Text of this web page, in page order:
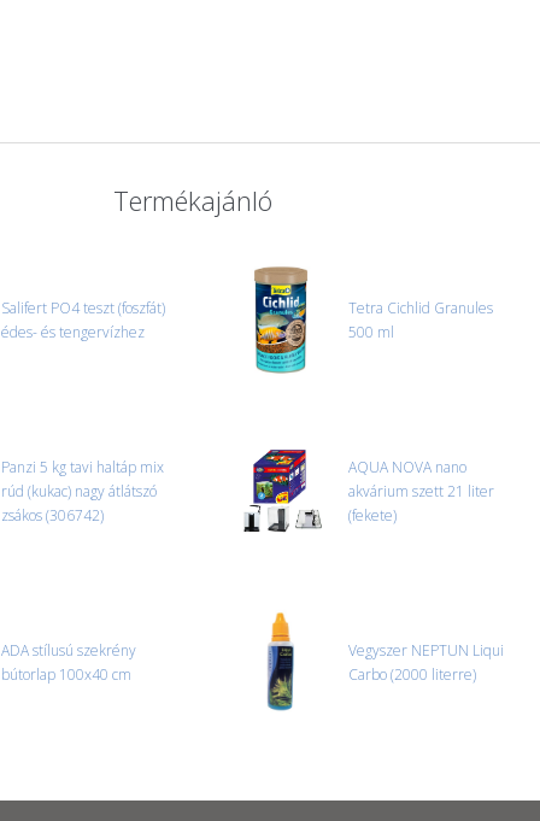
termékek cseréjét, csak ebben az
és azonnal eljutott hozzánk az információ.
Termékajánló
Salifert PO4 teszt (foszfát)
édes- és tengervízhez
Tetra Cichlid Granules
500 ml
Panzi 5 kg tavi haltáp mix
rúd (kukac) nagy átlátszó
zsákos (306742)
AQUA NOVA nano
akvárium szett 21 liter
(fekete)
ADA stílusú szekrény
bútorlap 100x40 cm
Vegyszer NEPTUN Liqui
Carbo (2000 literre)